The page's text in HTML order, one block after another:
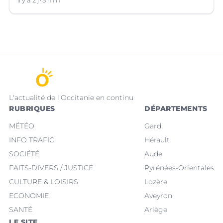
Autoroutes.
L'actualité de l'Occitanie en continu
RUBRIQUES
MÉTÉO
INFO TRAFIC
SOCIÉTÉ
FAITS-DIVERS / JUSTICE
CULTURE & LOISIRS
ECONOMIE
SANTÉ
DÉPARTEMENTS
Gard
Hérault
Aude
Pyrénées-Orientales
Lozère
Aveyron
Ariège